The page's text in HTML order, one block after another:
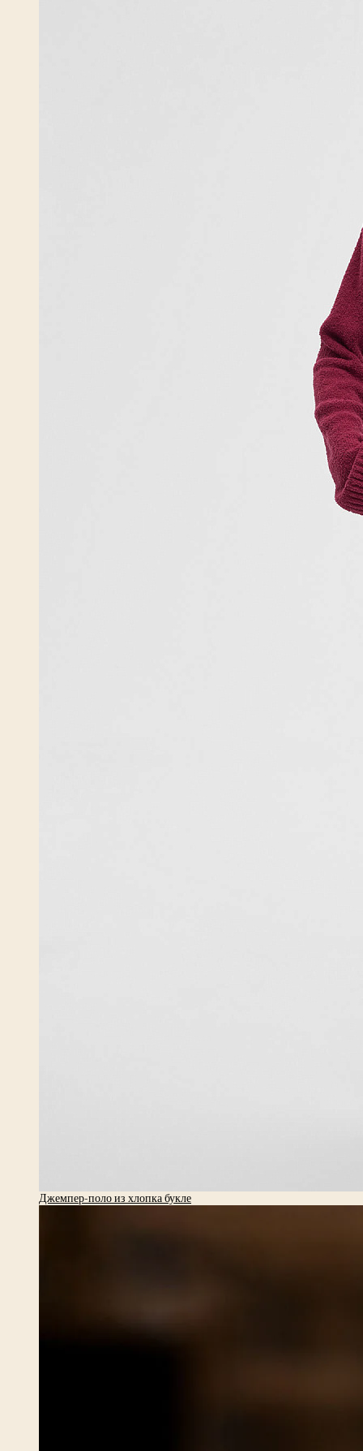
Джемпер-поло из хлопка букле